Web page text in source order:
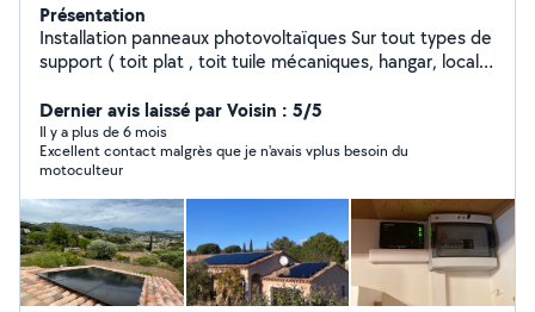
Présentation
Installation panneaux photovoltaïques Sur tout types de
support ( toit plat , toit tuile mécaniques, hangar, local,
et SAV Travail soigné et professionnel
Dernier avis laissé par Voisin : 5/5
Il y a plus de 6 mois
Excellent contact malgrès que je n'avais vplus besoin du
motoculteur